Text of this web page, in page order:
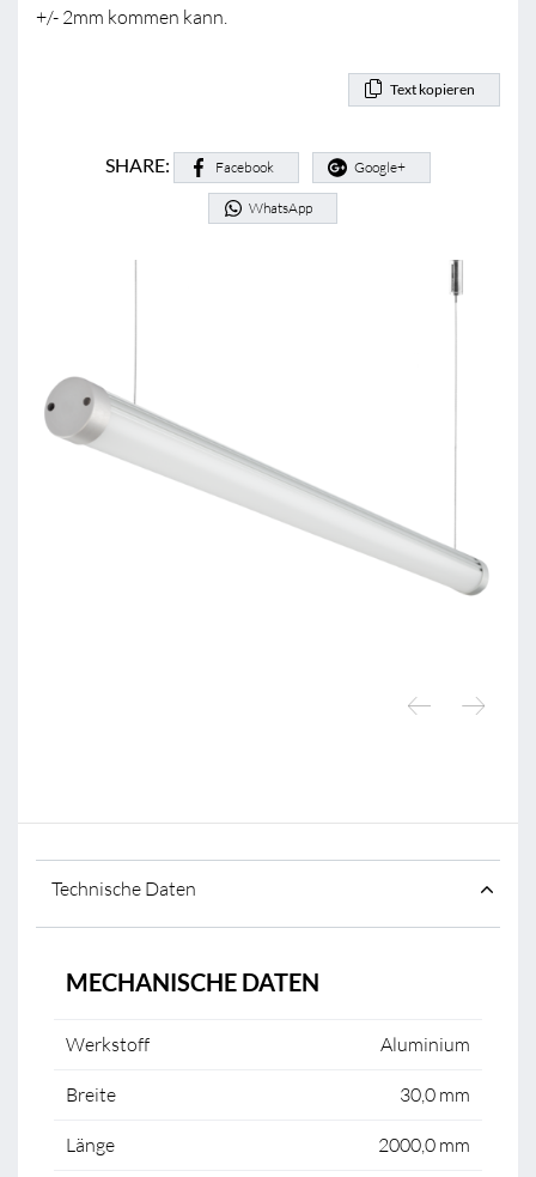
+/- 2mm kommen kann.
Text kopieren
SHARE: Facebook Google+
WhatsApp
Technische Daten
MECHANISCHE DATEN
Werkstoff Aluminium
Breite 30,0 mm
Länge 2000,0 mm